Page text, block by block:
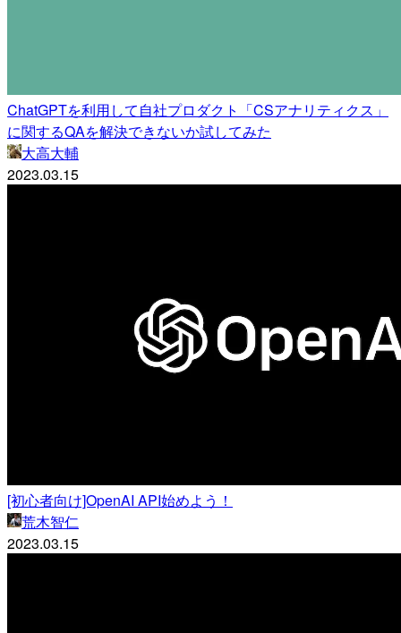
ChatGPTを利用して自社プロダクト「CSアナリティクス」
に関するQAを解決できないか試してみた
大高大輔
2023.03.15
[初心者向け]OpenAI API始めよう！
荒木智仁
2023.03.15